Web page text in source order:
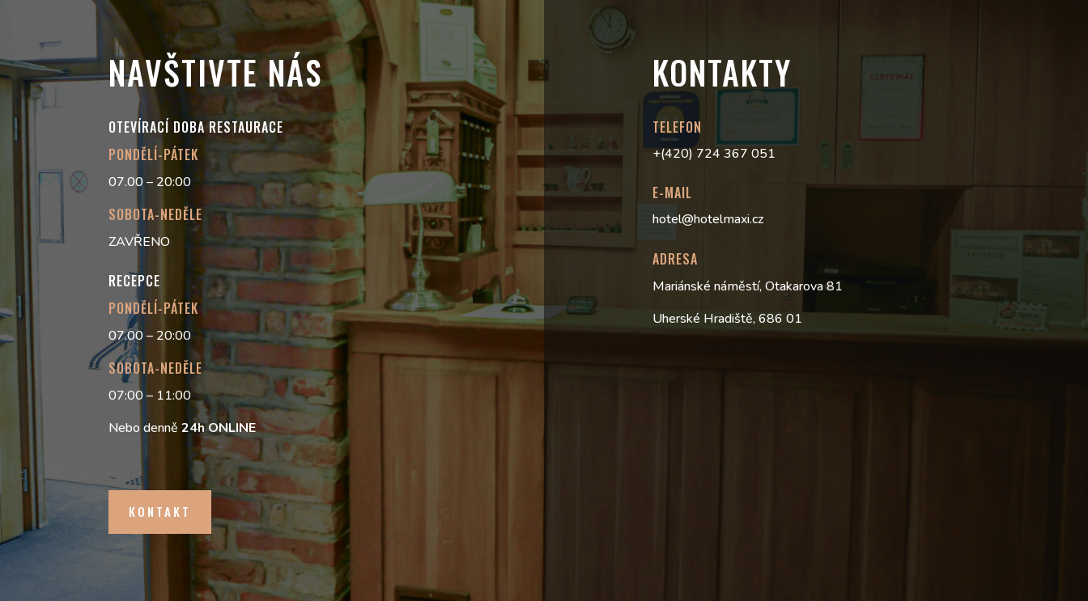
NAVŠTIVTE NÁS
OTEVÍRACÍ DOBA RESTAURACE
PONDĚLÍ-PÁTEK
07.00 – 20:00
SOBOTA-NEDĚLE
ZAVŘENO
RECEPCE
PONDĚLÍ-PÁTEK
07.00 – 20:00
SOBOTA-NEDĚLE
07:00 – 11:00
Nebo denně24hONLINE
KONTAKT
KONTAKTY
TELEFON
+(420) 724 367 051
E-MAIL
hotel@hotelmaxi.cz
ADRESA
Mariánské náměstí, Otakarova 81
Uherské Hradiště, 686 01